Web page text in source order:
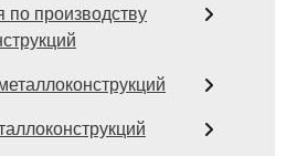
по производству